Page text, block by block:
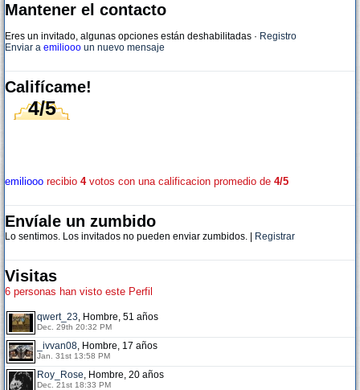
Mantener el contacto
Eres un invitado, algunas opciones están deshabilitadas · Registro
Enviar a emiliooo un nuevo mensaje
Califícame!
4/5
emiliooo recibio 4votos con una calificacion promedio de 4/5
Envíale un zumbido
Lo sentimos. Los invitados no pueden enviar zumbidos. | Registrar
Visitas
6 personas han visto este Perfil
qwert_23, Hombre, 51 años
Dec. 29th 20:32 PM
_ivvan08, Hombre, 17 años
Jan. 31st 13:58 PM
Roy_Rose, Hombre, 20 años
Dec. 21st 18:33 PM